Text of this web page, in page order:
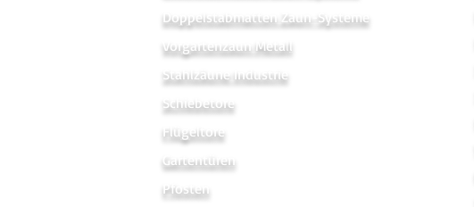
Doppelstabmatten Zaun-Systeme
Vorgartenzaun Metall
Stahlzäune Industrie
Schiebetore
Flügeltore
Gartentüren
Pfosten